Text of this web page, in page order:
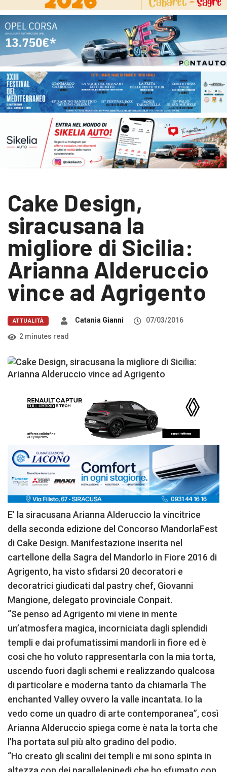
Cake Design,
siracusana la
migliore di Sicilia:
Arianna Alderuccio
vince ad Agrigento
ATTUALITÀ Catania Gianni
07/03/2016
2 minutes read
E’ la siracusana Arianna Alderuccio la vincitrice
della seconda edizione del Concorso MandorlaFest
di Cake Design. Manifestazione inserita nel
cartellone della Sagra del Mandorlo in Fiore 2016 di
Agrigento, ha visto sfidarsi 20 decoratori e
decoratrici giudicati dal pastry chef, Giovanni
Mangione, delegato provinciale Conpait.
“Se penso ad Agrigento mi viene in mente
un’atmosfera magica, incorniciata dagli splendidi
templi e dai profumatissimi mandorli in fiore ed è
così che ho voluto rappresentarla con la mia torta,
uscendo fuori dagli schemi e realizzando qualcosa
di particolare e moderna tanto da chiamarla The
enchanted Valley ovvero la valle incantata. Io la
vedo come un quadro di arte contemporanea”, così
Arianna Alderuccio spiega come è nata la torta che
l’ha portata sul più alto gradino del podio.
“Ho creato gli scalini dei templi e mi sono spinta in